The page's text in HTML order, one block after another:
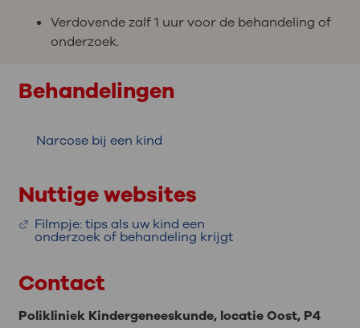
Verdovende zalf 1 uur voor de behandeling of
onderzoek.
Behandelingen
Narcose bij een kind
Nuttige websites
Filmpje: tips als uw kind een
onderzoek of behandeling krijgt
Contact
Polikliniek Kindergeneeskunde, locatie Oost, P4